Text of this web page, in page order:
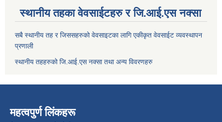
स्थानीय तहका वेवसाईटहरु र जि.आई.एस नक्सा
सबै स्थानीय तह र जिससहरुको वेवसाइटका लागि एकीकृत वेवसाईट व्यवस्थापन
प्रणाली
स्थानीय तहहरुको जि.आई.एस नक्सा तथा अन्य विवरणहरु
महत्वपुर्ण लिंकहरू